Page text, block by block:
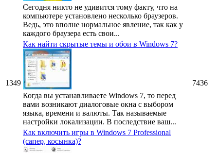
Сегодня никто не удивится тому факту, что на
компьютере установлено несколько браузеров.
Ведь, это вполне нормальное явление, так как у
каждого браузера есть свои...
1349
Как найти скрытые темы и обои в Windows 7?
Когда вы устанавливаете Windows 7, то перед
вами возникают диалоговые окна с выбором
языка, времени и валюты. Так называемые
настройки локализации. В последствие ваш...
7436
Как включить игры в Windows 7 Professional
(сапер, косынка)?